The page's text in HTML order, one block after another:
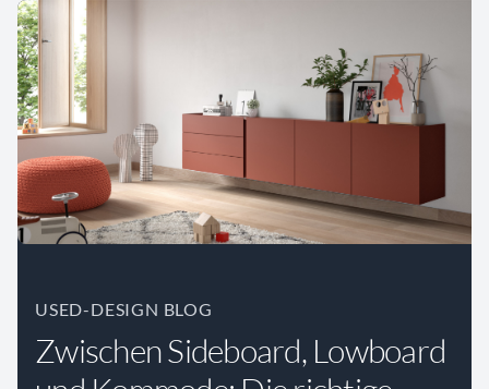
USED-DESIGN BLOG
Zwischen Sideboard, Lowboard